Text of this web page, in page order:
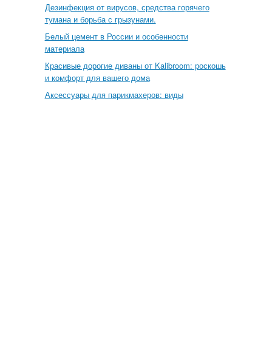
Дезинфекция от вирусов, средства горячего
тумана и борьба с грызунами.
Белый цемент в России и особенности
материала
Красивые дорогие диваны от Kalibroom: роскошь
и комфорт для вашего дома
Аксессуары для парикмахеров: виды